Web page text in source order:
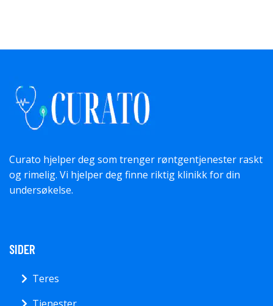
Curato hjelper deg som trenger røntgentjenester raskt
og rimelig. Vi hjelper deg finne riktig klinikk for din
undersøkelse.
SIDER
Teres